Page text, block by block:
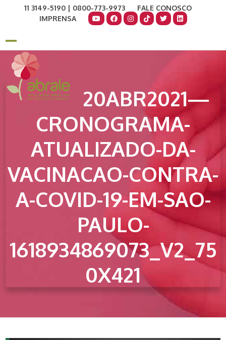
11 3149-5190 | 0800-773-9973
FALE CONOSCO
IMPRENSA
Open
mobile
menu
Close
mobile
menu
20ABR2021—
CRONOGRAMA-
ATUALIZADO-DA-
VACINACAO-CONTRA-
A-COVID-19-EM-SAO-
PAULO-
1618934869073_V2_75
0X421